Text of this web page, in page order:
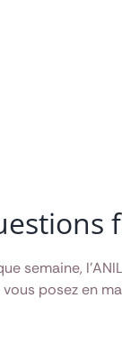
semaine,
vous posez en